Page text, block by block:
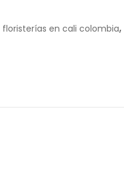
floristerías en cali colombia,